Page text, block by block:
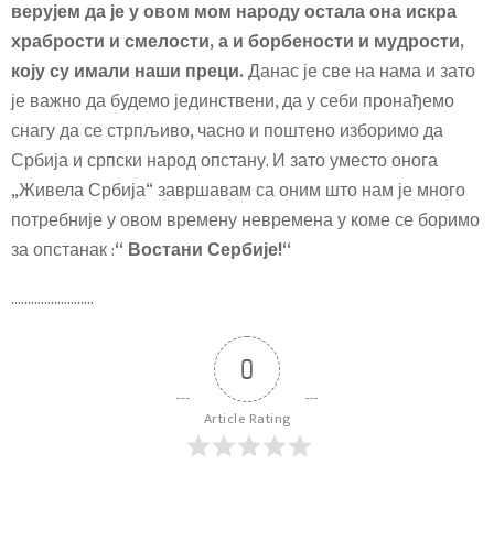
верујем да је у овом мом народу остала она искра
храбрости и смелости, а и борбености и мудрости,
коју су имали наши преци.Данас је све на нама и зато
је важно да будемо јединствени, да у себи пронађемо
снагу да се стрпљиво, часно и поштено изборимо да
Србија и српски народ опстану. И зато уместо онога
„Живела Србија“ завршавам са оним што нам је много
потребније у овом времену невремена у коме се боримо
за опстанак :“ Востани Сербије!“
…………………….
0
Article Rating